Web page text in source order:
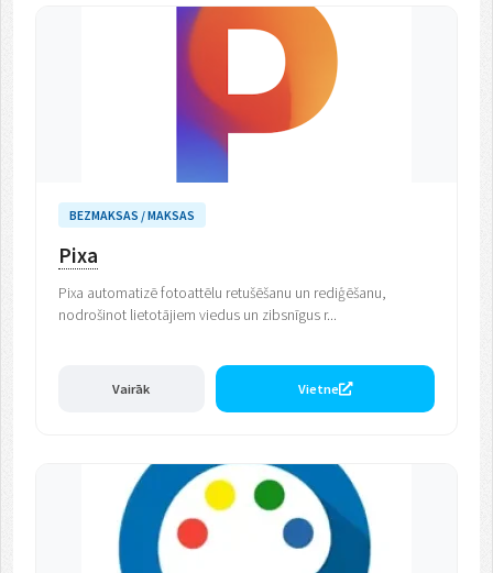
BEZMAKSAS / MAKSAS
Pixa
Pixa automatizē fotoattēlu retušēšanu un rediģēšanu,
nodrošinot lietotājiem viedus un zibsnīgus r...
Vairāk Vietne